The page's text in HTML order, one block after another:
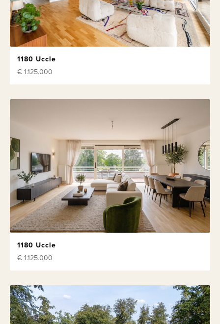
1180 Uccle
€ 1.125.000
1180 Uccle
€ 1.125.000